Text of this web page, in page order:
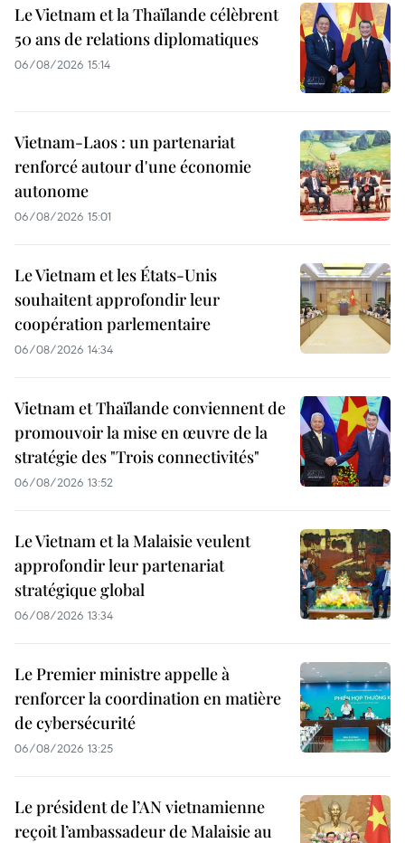
Le Vietnam et la Thaïlande célèbrent
50 ans de relations diplomatiques
06/08/2026 15:14
Vietnam-Laos : un partenariat
renforcé autour d'une économie
autonome
06/08/2026 15:01
Le Vietnam et les États-Unis
souhaitent approfondir leur
coopération parlementaire
06/08/2026 14:34
Vietnam et Thaïlande conviennent de
promouvoir la mise en œuvre de la
stratégie des "Trois connectivités"
06/08/2026 13:52
Le Vietnam et la Malaisie veulent
approfondir leur partenariat
stratégique global
06/08/2026 13:34
Le Premier ministre appelle à
renforcer la coordination en matière
de cybersécurité
06/08/2026 13:25
Le président de l’AN vietnamienne
reçoit l’ambassadeur de Malaisie au